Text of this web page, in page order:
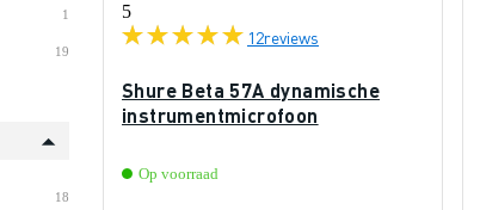
1
19
18
5
12reviews
Shure Beta 57A dynamische
instrumentmicrofoon
Op voorraad